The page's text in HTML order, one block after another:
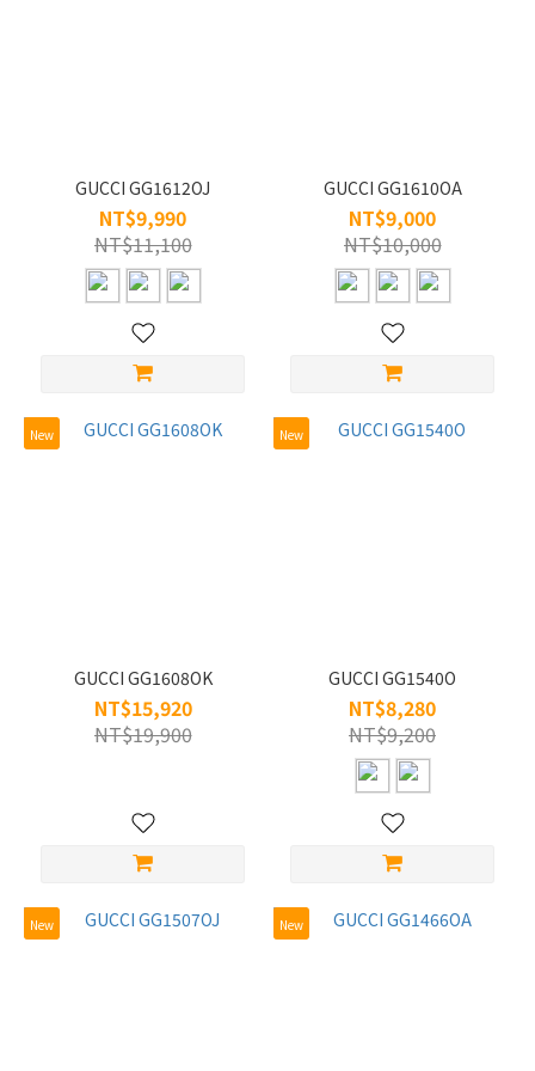
GUCCI GG1612OJ
NT$9,990
NT$11,100
GUCCI GG1610OA
NT$9,000
NT$10,000
New
GUCCI GG1608OK
NT$15,920
NT$19,900
New
GUCCI GG1540O
NT$8,280
NT$9,200
New New